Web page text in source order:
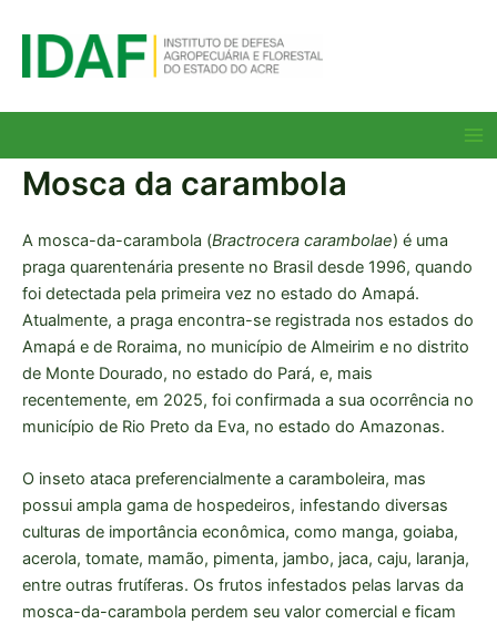
para
Mosca da carambola
A mosca-da-carambola (Bractrocera carambolae) é uma
praga quarentenária presente no Brasil desde 1996, quando
foi detectada pela primeira vez no estado do Amapá.
Atualmente, a praga encontra-se registrada nos estados do
Amapá e de Roraima, no município de Almeirim e no distrito
de Monte Dourado, no estado do Pará, e, mais
recentemente, em 2025, foi confirmada a sua ocorrência no
município de Rio Preto da Eva, no estado do Amazonas.
O inseto ataca preferencialmente a caramboleira, mas
possui ampla gama de hospedeiros, infestando diversas
culturas de importância econômica, como manga, goiaba,
acerola, tomate, mamão, pimenta, jambo, jaca, caju, laranja,
entre outras frutíferas. Os frutos infestados pelas larvas da
mosca-da-carambola perdem seu valor comercial e ficam